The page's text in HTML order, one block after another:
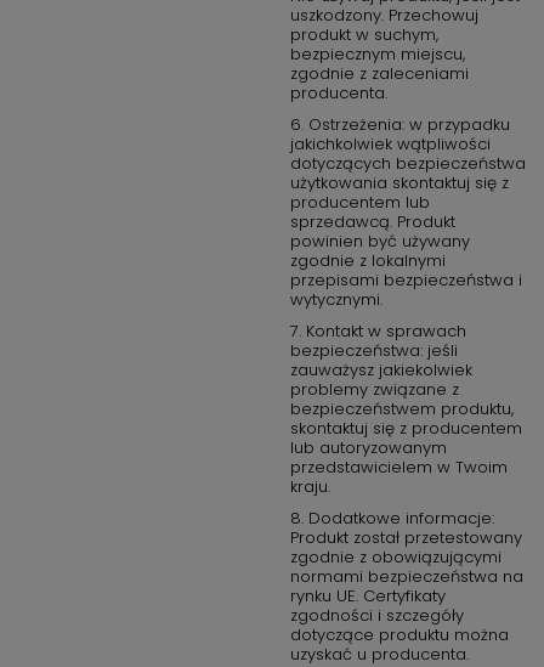
uszkodzony. Przechowuj
produkt w suchym,
bezpiecznym miejscu,
zgodnie z zaleceniami
producenta.
6. Ostrzeżenia: w przypadku
jakichkolwiek wątpliwości
dotyczących bezpieczeństwa
użytkowania skontaktuj się z
producentem lub
sprzedawcą. Produkt
powinien być używany
zgodnie z lokalnymi
przepisami bezpieczeństwa i
wytycznymi.
7. Kontakt w sprawach
bezpieczeństwa: jeśli
zauważysz jakiekolwiek
problemy związane z
bezpieczeństwem produktu,
skontaktuj się z producentem
lub autoryzowanym
przedstawicielem w Twoim
kraju.
8. Dodatkowe informacje:
Produkt został przetestowany
zgodnie z obowiązującymi
normami bezpieczeństwa na
rynku UE. Certyfikaty
zgodności i szczegóły
dotyczące produktu można
uzyskać u producenta.